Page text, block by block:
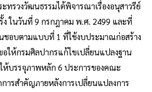
ทรวงวัฒนธรรมได้พิจารณาเรื่องอนุสาวรีย์
ในวันที่ 9 กรกฎาคม พ.ศ. 2499 และที่
ชอบตามแบบที่ 1 ที่ใช้งบประมาณก่อสร้าง
ให้กรมศิลปากรแก้ไขเปลี่ยนแปลงฐาน
ห้บรรจุภาพหลัก 6 ประการของคณะ
ารสำคัญภายหลังการเปลี่ยนแปลงการ